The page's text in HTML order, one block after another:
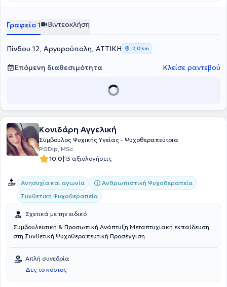
Γραφείο 1 Βιντεοκλήση
Πίνδου 12, Αργυρούπολη, ΑΤΤΙΚΗ 2,0 km
Επόμενη διαθεσιμότητα Κλείσε ραντεβού
Κονιδάρη Αγγελική
Σύμβουλος Ψυχικής Υγείας - Ψυχοθεραπεύτρια
PGDip, MSc
10.0|13 αξιολογήσεις
Ανησυχία και αγωνία
Ανθρωπιστική Ψυχοθεραπεία
Συνθετική Ψυχοθεραπεία
Σχετικά με την ειδικό
Συμβουλευτική & Προσωπική Ανάπτυξη Μεταπτυχιακή εκπαίδευση
στη Συνθετική Ψυχοθεραπευτική Προσέγγιση
Απλή συνεδρία
Δες το κόστος